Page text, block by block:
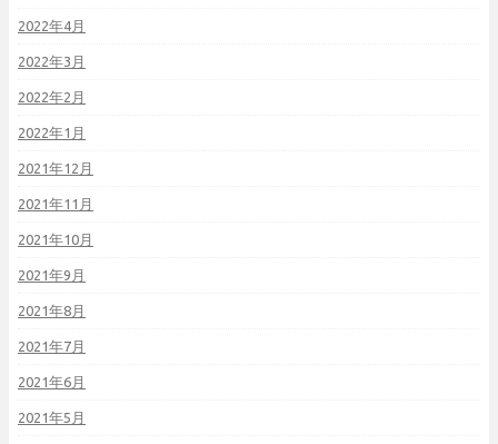
2022年4月
2022年3月
2022年2月
2022年1月
2021年12月
2021年11月
2021年10月
2021年9月
2021年8月
2021年7月
2021年6月
2021年5月